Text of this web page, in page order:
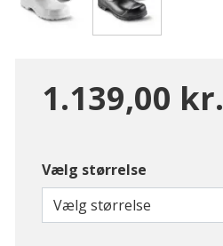
1.139,00 kr.
Vælg størrelse
Vælg størrelse